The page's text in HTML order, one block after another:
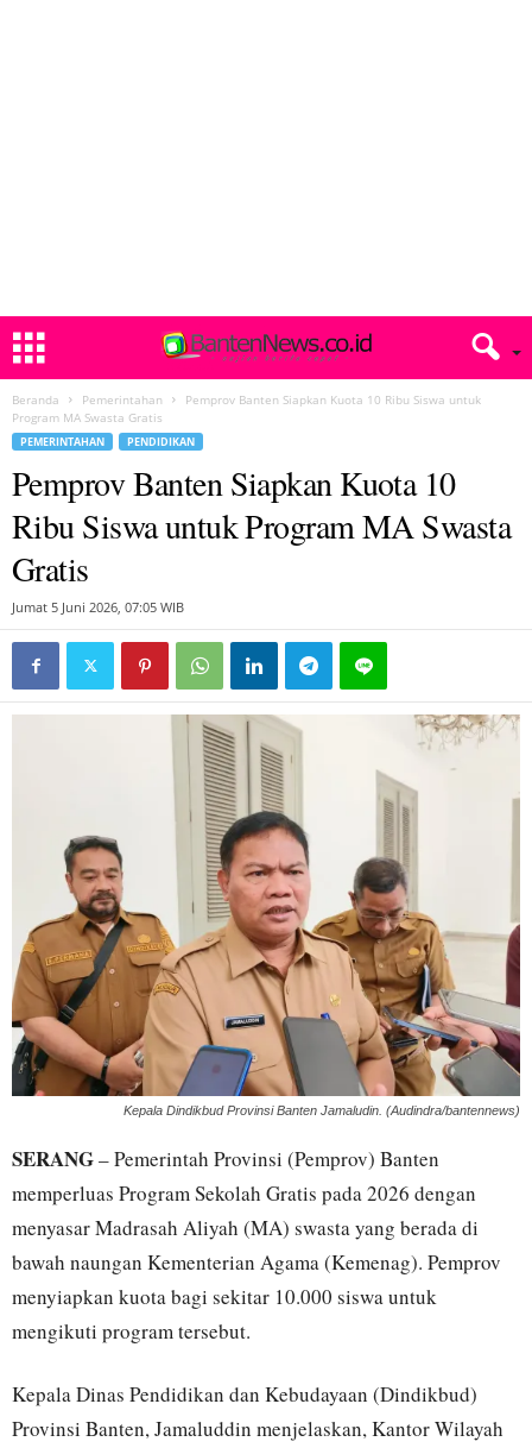
Beranda Pemerintahan
Pemprov Banten Siapkan Kuota 10 Ribu Siswa untuk
Program MA Swasta Gratis
PEMERINTAHAN PENDIDIKAN
Pemprov Banten Siapkan Kuota 10
Ribu Siswa untuk Program MA Swasta
Gratis
Jumat 5 Juni 2026, 07:05 WIB
Kepala Dindikbud Provinsi Banten Jamaludin. (Audindra/bantennews)
SERANG– Pemerintah Provinsi (Pemprov) Banten
memperluas Program Sekolah Gratis pada 2026 dengan
menyasar Madrasah Aliyah (MA) swasta yang berada di
bawah naungan Kementerian Agama (Kemenag). Pemprov
menyiapkan kuota bagi sekitar 10.000 siswa untuk
mengikuti program tersebut.
Kepala Dinas Pendidikan dan Kebudayaan (Dindikbud)
Provinsi Banten, Jamaluddin menjelaskan, Kantor Wilayah